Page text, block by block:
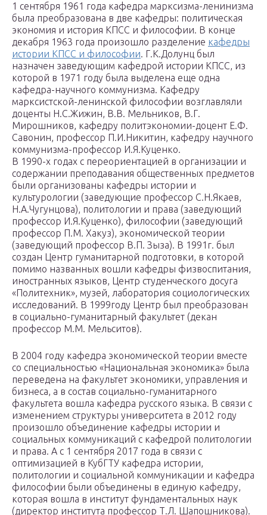
1 сентября 1961 года кафедра марксизма-ленинизма
была преобразована в две кафедры: политическая
экономия и история КПСС и философии. В конце
декабря 1963 года произошло разделение кафедры
истории КПСС и философии. Г.К.Долунц был
назначен заведующим кафедрой истории КПСС, из
которой в 1971 году была выделена еще одна
кафедра-научного коммунизма. Кафедру
марксистской-ленинской философии возглавляли
доценты Н.С.Жижин, В.В. Мельников, В.Г.
Мирошников, кафедру политэкономии-доцент Е.Ф.
Савонин, профессор П.И.Никитин, кафедру научного
коммунизма-профессор И.Я.Куценко.
В 1990-х годах с переориентацией в организации и
содержании преподавания общественных предметов
были организованы кафедры истории и
культурологии (заведующие профессор С.Н.Якаев,
Н.А.Чугунцова), политологии и права (заведующий
профессор И.Я.Куценко), философии (заведующий
профессор П.М. Хакуз), экономической теории
(заведующий профессор В.П. Зыза). В 1991г. был
создан Центр гуманитарной подготовки, в которой
помимо названных вошли кафедры физвоспитания,
иностранных языков, Центр студенческого досуга
«Политехник», музей, лаборатория социологических
исследований. В 1999году Центр был преобразован
в социально-гуманитарный факультет (декан
профессор М.М. Мельситов).
В 2004 году кафедра экономической теории вместе
со специальностью «Национальная экономика» была
переведена на факультет экономики, управления и
бизнеса, а в состав социально-гуманитарного
факультета вошла кафедра русского языка. В связи с
изменением структуры университета в 2012 году
произошло объединение кафедры истории и
социальных коммуникаций с кафедрой политологии
и права. А с 1 сентября 2017 года в связи с
оптимизацией в КубГТУ кафедра истории,
политологии и социальной коммуникации и кафедра
философии были объединены в единую кафедру,
которая вошла в институт фундаментальных наук
(директор института профессор Т.Л. Шапошникова).